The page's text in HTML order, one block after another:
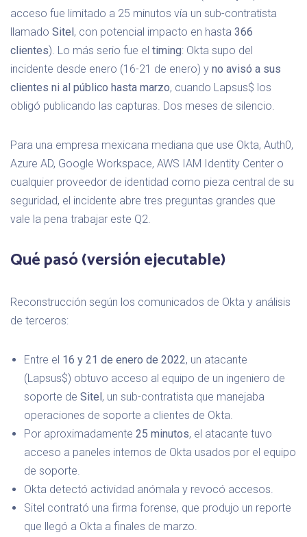
acceso fue limitado a 25 minutos vía un sub-contratista
llamado Sitel, con potencial impacto en hasta 366
clientes). Lo más serio fue el timing: Okta supo del
incidente desde enero (16-21 de enero) y no avisó a sus
clientes ni al público hasta marzo, cuando Lapsus$ los
obligó publicando las capturas. Dos meses de silencio.
Para una empresa mexicana mediana que use Okta, Auth0,
Azure AD, Google Workspace, AWS IAM Identity Center o
cualquier proveedor de identidad como pieza central de su
seguridad, el incidente abre tres preguntas grandes que
vale la pena trabajar este Q2.
Qué pasó (versión ejecutable)
Reconstrucción según los comunicados de Okta y análisis
de terceros:
Entre el 16 y 21 de enero de 2022, un atacante
(Lapsus$) obtuvo acceso al equipo de un ingeniero de
soporte de Sitel, un sub-contratista que manejaba
operaciones de soporte a clientes de Okta.
Por aproximadamente 25 minutos, el atacante tuvo
acceso a paneles internos de Okta usados por el equipo
de soporte.
Okta detectó actividad anómala y revocó accesos.
Sitel contrató una firma forense, que produjo un reporte
que llegó a Okta a finales de marzo.